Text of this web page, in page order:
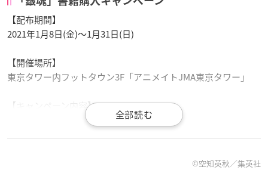
【配布期間】
2021年1月8日(金)～1月31日(日)
【開催場所】
東京タワー内フットタウン3F「アニメイトJMA東京タワー」
【キャンペーン内容】
期間中、「銀魂」関連書籍を含む購入金額1,000円毎に、特製
©空知英秋／集英社